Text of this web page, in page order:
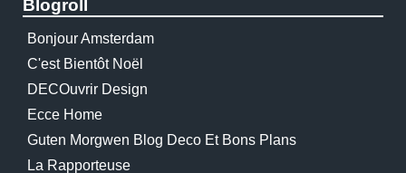
Blogroll
Bonjour Amsterdam
C'est Bientôt Noël
DECOuvrir Design
Ecce Home
Guten Morgwen Blog Deco Et Bons Plans
La Rapporteuse